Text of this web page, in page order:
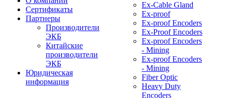
Сертификаты
Партнеры
Производители
ЭКБ
Китайские
производители
ЭКБ
Юридическая
информация
Ex-Cable Gland
Ex-proof
Ex-proof Encoders
Ex-Proof Encoders
Ex-proof Encoders
- Mining
Ex-proof Encoders
- Mining
Fiber Optic
Heavy Duty
Encoders